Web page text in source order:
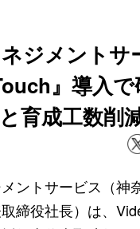
ジメントサ
』導入
育成工数削
ントサービス（神
締役社長）は、